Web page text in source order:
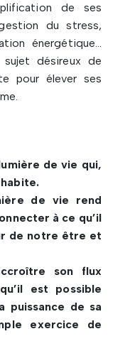
de ses
du stress,
énergétique…
désireux de
pour élever ses
de vie qui,
de vie rend
à ce qu’il
de notre être et
son flux
est possible
puissance de sa
exercice de